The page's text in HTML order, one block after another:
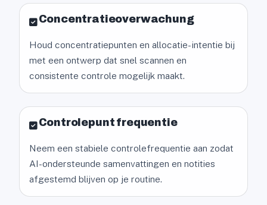
Concentratieoverwachung
Houd concentratiepunten en allocatie- intentie bij
met een ontwerp dat snel scannen en
consistente controle mogelijk maakt.
Controlepunt frequentie
Neem een stabiele controlefrequentie aan zodat
AI-ondersteunde samenvattingen en notities
afgestemd blijven op je routine.